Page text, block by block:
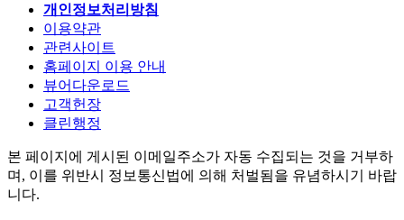
개인정보처리방침
이용약관
관련사이트
홈페이지 이용 안내
뷰어다운로드
고객헌장
클린행정
본 페이지에 게시된 이메일주소가 자동 수집되는 것을 거부하
며, 이를 위반시 정보통신법에 의해 처벌됨을 유념하시기 바랍
니다.